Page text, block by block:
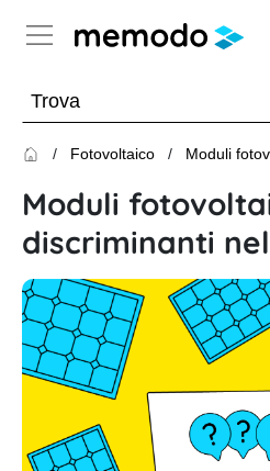
-
Webinar
sul
fotovoltaico
Panoramica
Webinar
con
Memodo
Webinar
Panoramica
Fotovoltaico
Panoramica
Argomento
Impianti
fotovoltaici
fotovoltaici
Fotovoltaico Moduli
Moduli
discriminanti